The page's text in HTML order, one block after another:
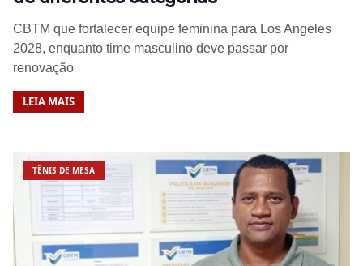
CBTM que fortalecer equipe feminina para Los Angeles
2028, enquanto time masculino deve passar por
renovação
LEIA MAIS
TÊNIS DE MESA